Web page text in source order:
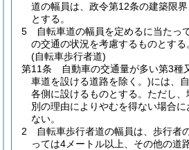
道の幅員は、政令第12条の建築限
とする。
5
自転車道の幅員を定めるに当たっ
の交通の状況を考慮するものとする
(自転車歩行者道)
第11条
自動車の交通量が多い第3種
車道を設ける道路を除く。)には、
各側に設けるものとする。 ただし
別の理由によりやむを得ない場合
ない。
2
自転車歩行者道の幅員は、歩行者
っては4メートル以上、その他の道